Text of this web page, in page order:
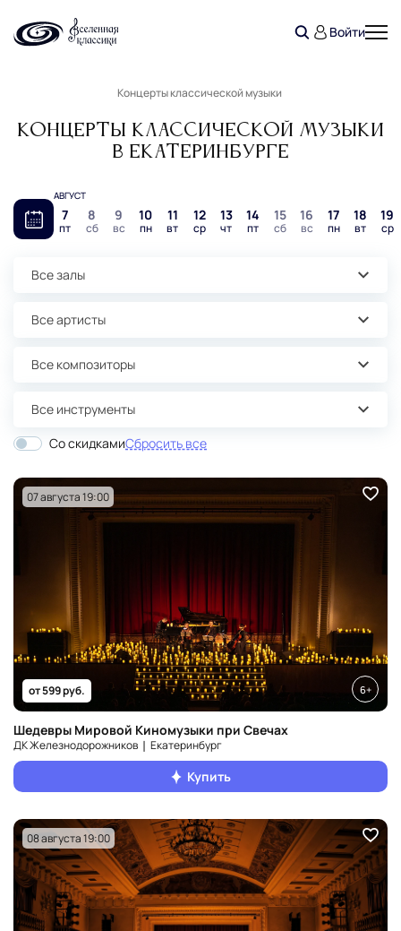
Войти
Концерты классической музыки
Концерты классической музыки
в Екатеринбурге
АВГУСТ
7
пт
8
сб
9
вс
10
пн
11
вт
12
ср
13
чт
14
пт
15
сб
16
вс
17
пн
18
вт
19
ср
Все залы
Все артисты
Все композиторы
Все инструменты
Со скидкамиСбросить все
07 августа 19:00
от 599 руб. 6+
Шедевры Мировой Киномузыки при Свечах
ДК Железнодорожников ❘ Екатеринбург
Купить
08 августа 19:00